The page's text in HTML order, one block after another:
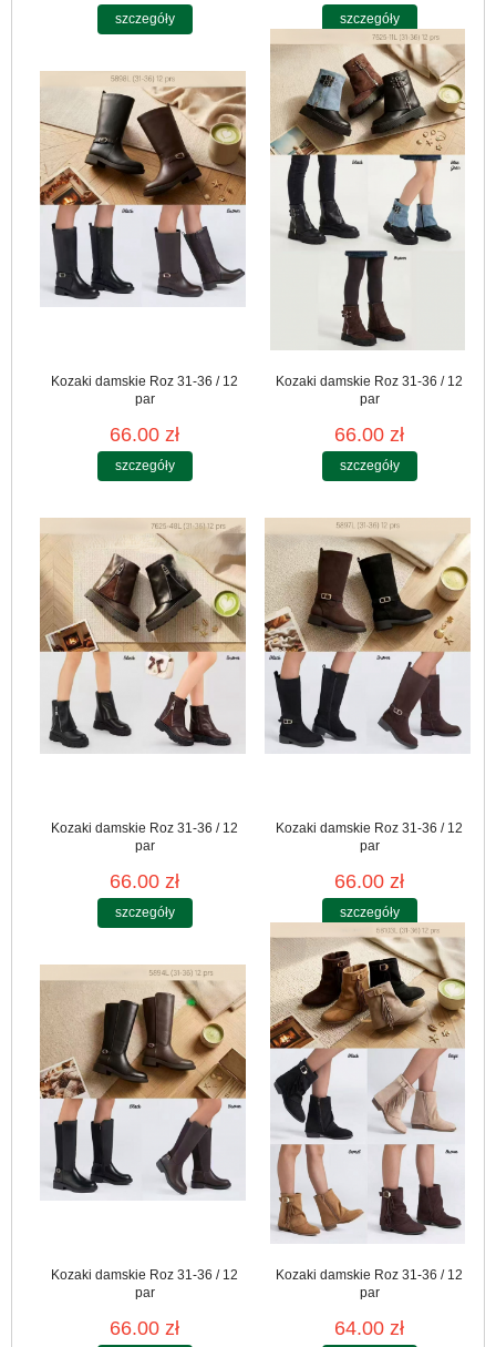
szczegóły szczegóły
Kozaki damskie Roz 31-36 / 12
par
66.00 zł
szczegóły
Kozaki damskie Roz 31-36 / 12
par
66.00 zł
szczegóły
Kozaki damskie Roz 31-36 / 12
par
66.00 zł
szczegóły
Kozaki damskie Roz 31-36 / 12
par
66.00 zł
szczegóły
Kozaki damskie Roz 31-36 / 12
par
66.00 zł
Kozaki damskie Roz 31-36 / 12
par
64.00 zł